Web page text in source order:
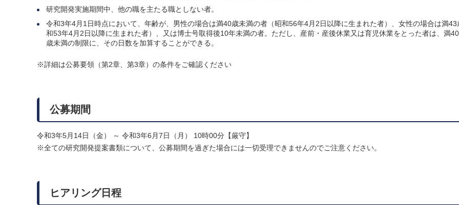
研究開発実施期間中、他の職を主たる職としない者。
令和3年4月1日時点において、年齢が、男性の場合は満40歳未満の者（昭和56年4月2日以降に生まれた者）、女性の場合は満43
和53年4月2日以降に生まれた者）、又は博士号取得後10年未満の者。ただし、産前・産後休業又は育児休業をとった者は、満
歳未満の制限に、その日数を加算することができる。
※詳細は公募要領（第2章、第3章）の条件をご確認ください
公募期間
令和3年5月14日（金） ～ 令和3年6月7日（月） 10時00分【厳守】
※全ての研究開発提案書類について、公募期間を過ぎた場合には一切受理できませんのでご注意ください。
ヒアリング日程